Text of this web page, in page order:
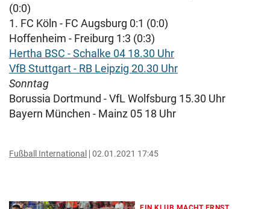
(0:0)
1. FC Köln - FC Augsburg 0:1 (0:0)
Hoffenheim - Freiburg 1:3 (0:3)
Hertha BSC - Schalke 04 18.30 Uhr
VfB Stuttgart - RB Leipzig 20.30 Uhr
Sonntag
Borussia Dortmund - VfL Wolfsburg 15.30 Uhr
Bayern München - Mainz 05 18 Uhr
Fußball International 02.01.2021 17:45